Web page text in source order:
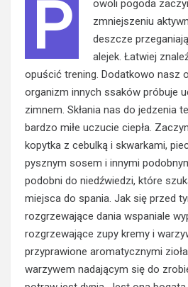
P
owoli pogoda
zmniejszeniu
deszcze
alejek. Łatwiej
opuścić trening. Dodatkowo nasz
organizm innych ssaków próbuje
zimnem. Skłania nas do jedzenia
bardzo miłe uczucie ciepła.
kopytka z cebulką i skwarkami,
pysznym sosem i innymi
podobni do niedźwiedzi, które
miejsca do spania. Jak się przed
rozgrzewające dania wspaniale
rozgrzewające zupy kremy i
przyprawione aromatycznymi
warzywem nadającym się do